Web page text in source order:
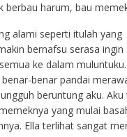
berbau harum, bau
alami seperti itulah yang
bernafsu serasa ingin
ke dalam muluntuku.
benar-benar pandai
beruntung aku. Aku
yang mulai
Ella terlihat sangat